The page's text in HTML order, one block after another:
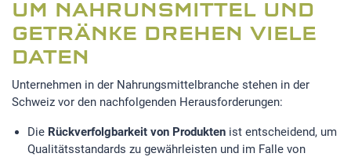
UM NAHRUNSMITTEL UND
GETRÄNKE DREHEN VIELE
DATEN
Unternehmen in der Nahrungsmittelbranche stehen in der
Schweiz vor den nachfolgenden Herausforderungen:
Die Rückverfolgbarkeit von Produkten ist entscheidend, um
Qualitätsstandards zu gewährleisten und im Falle von